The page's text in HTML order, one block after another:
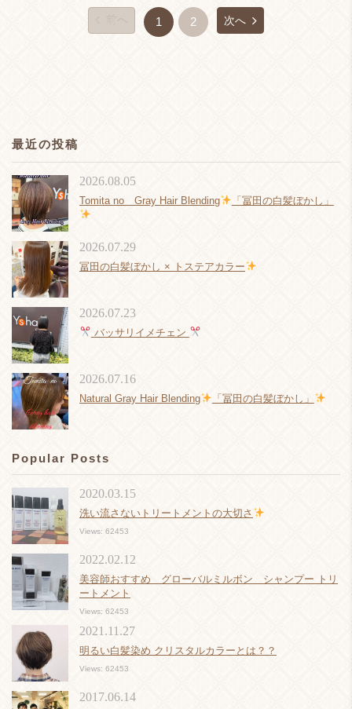
前へ 1 2 次へ
最近の投稿
Tomita no Gray Hair Blending 「冨田の白髪ぼかし」
2026.08.05
冨田の白髪ぼかし × トステアカラー
2026.07.29
バッサリイメチェン
2026.07.23
Natural Gray Hair Blending 「冨田の白髪ぼかし」
2026.07.16
Popular Posts
洗い流さないトリートメントの大切さ
2020.03.15
Views: 62453
美容師おすすめ グローバルミルボン シャンプー トリ
ートメント
2022.02.12
Views: 62453
明るい白髪染め クリスタルカラーとは？？
2021.11.27
Views: 62453
2017.06.14